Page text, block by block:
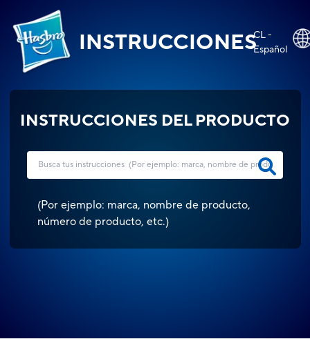
INSTRUCCIONESCL -
Español
INSTRUCCIONES DEL PRODUCTO
(Por ejemplo: marca, nombre de producto,
número de producto, etc.)